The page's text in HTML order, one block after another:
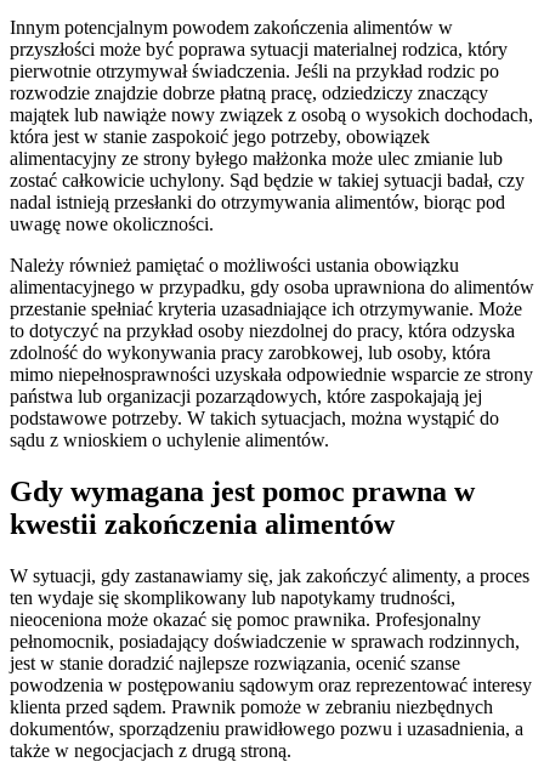
Innym potencjalnym powodem zakończenia alimentów w
przyszłości może być poprawa sytuacji materialnej rodzica, który
pierwotnie otrzymywał świadczenia. Jeśli na przykład rodzic po
rozwodzie znajdzie dobrze płatną pracę, odziedziczy znaczący
majątek lub nawiąże nowy związek z osobą o wysokich dochodach,
która jest w stanie zaspokoić jego potrzeby, obowiązek
alimentacyjny ze strony byłego małżonka może ulec zmianie lub
zostać całkowicie uchylony. Sąd będzie w takiej sytuacji badał, czy
nadal istnieją przesłanki do otrzymywania alimentów, biorąc pod
uwagę nowe okoliczności.
Należy również pamiętać o możliwości ustania obowiązku
alimentacyjnego w przypadku, gdy osoba uprawniona do alimentów
przestanie spełniać kryteria uzasadniające ich otrzymywanie. Może
to dotyczyć na przykład osoby niezdolnej do pracy, która odzyska
zdolność do wykonywania pracy zarobkowej, lub osoby, która
mimo niepełnosprawności uzyskała odpowiednie wsparcie ze strony
państwa lub organizacji pozarządowych, które zaspokajają jej
podstawowe potrzeby. W takich sytuacjach, można wystąpić do
sądu z wnioskiem o uchylenie alimentów.
Gdy wymagana jest pomoc prawna w
kwestii zakończenia alimentów
W sytuacji, gdy zastanawiamy się, jak zakończyć alimenty, a proces
ten wydaje się skomplikowany lub napotykamy trudności,
nieoceniona może okazać się pomoc prawnika. Profesjonalny
pełnomocnik, posiadający doświadczenie w sprawach rodzinnych,
jest w stanie doradzić najlepsze rozwiązania, ocenić szanse
powodzenia w postępowaniu sądowym oraz reprezentować interesy
klienta przed sądem. Prawnik pomoże w zebraniu niezbędnych
dokumentów, sporządzeniu prawidłowego pozwu i uzasadnienia, a
także w negocjacjach z drugą stroną.